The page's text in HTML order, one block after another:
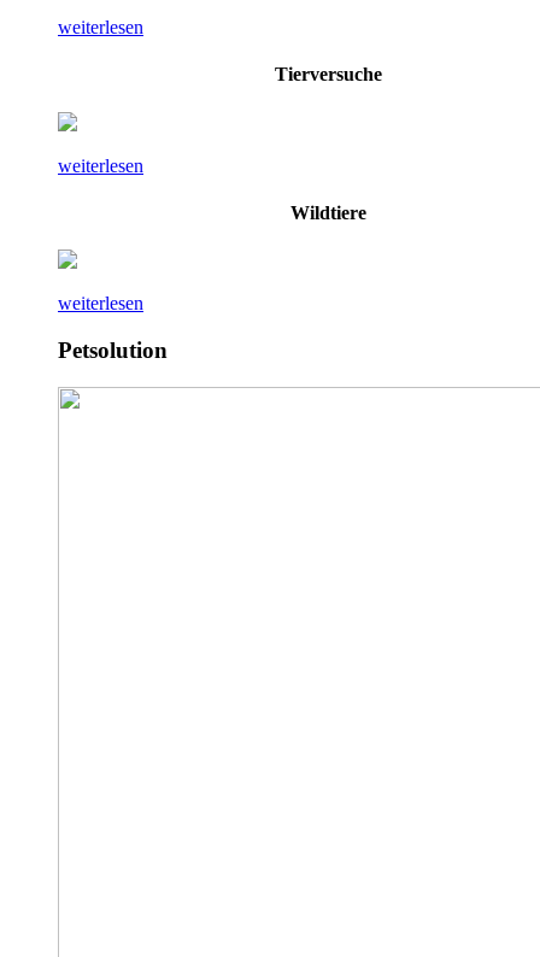
weiterlesen
Tierversuche
weiterlesen
Wildtiere
weiterlesen
Petsolution